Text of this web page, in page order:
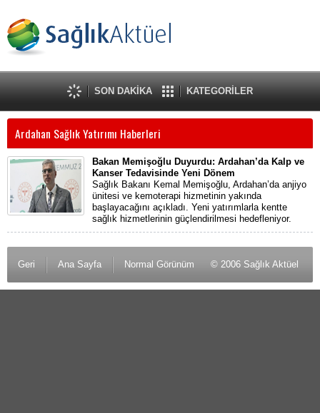
SON DAKİKA KATEGORİLER
Ardahan Sağlık Yatırımı Haberleri
Bakan Memişoğlu Duyurdu: Ardahan’da Kalp ve
Kanser Tedavisinde Yeni Dönem
Sağlık Bakanı Kemal Memişoğlu, Ardahan’da anjiyo
ünitesi ve kemoterapi hizmetinin yakında
başlayacağını açıkladı. Yeni yatırımlarla kentte
sağlık hizmetlerinin güçlendirilmesi hedefleniyor.
Geri Ana Sayfa Normal Görünüm © 2006 Sağlık Aktüel